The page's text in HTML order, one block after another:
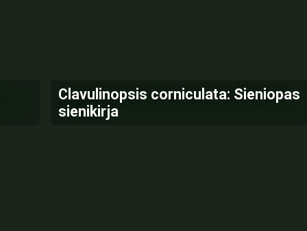
Clavulinopsis corniculata: Sieniopas
sienikirja